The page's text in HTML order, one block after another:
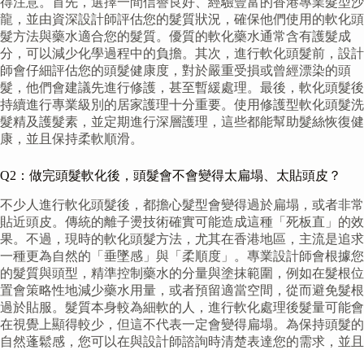
龍，並由資深設計師評估您的髮質狀況，確保他們使用的軟化頭
髮方法與藥水適合您的髮質。優質的軟化藥水通常含有護髮成
分，可以減少化學過程中的負擔。其次，進行軟化頭髮前，設計
師會仔細評估您的頭髮健康度，對於嚴重受損或曾經漂染的頭
髮，他們會建議先進行修護，甚至暫緩處理。最後，軟化頭髮後
持續進行專業級別的居家護理十分重要。使用修護型軟化頭髮洗
髮精及護髮素，並定期進行深層護理，這些都能幫助髮絲恢復健
康，並且保持柔軟順滑。
Q2：做完頭髮軟化後，頭髮會不會變得太扁塌、太貼頭皮？
不少人進行軟化頭髮後，都擔心髮型會變得過於扁塌，或者非常
貼近頭皮。傳統的離子燙技術確實可能造成這種「死板直」的效
果。不過，現時的軟化頭髮方法，尤其在香港地區，主流是追求
一種更為自然的「垂墜感」與「柔順度」。專業設計師會根據您
的髮質與頭型，精準控制藥水的分量與塗抹範圍，例如在髮根位
置會策略性地減少藥水用量，或者預留適當空間，從而避免髮根
過於貼服。髮質本身較為細軟的人，進行軟化處理後髮量可能會
在視覺上顯得較少，但這不代表一定會變得扁塌。為保持頭髮的
自然蓬鬆感，您可以在與設計師諮詢時清楚表達您的需求，並且